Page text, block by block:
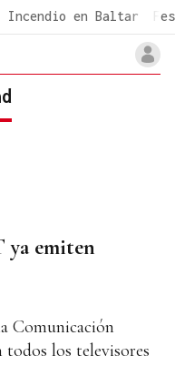
Incendio en Baltar
ya emiten
Comunicación
todos los televisores